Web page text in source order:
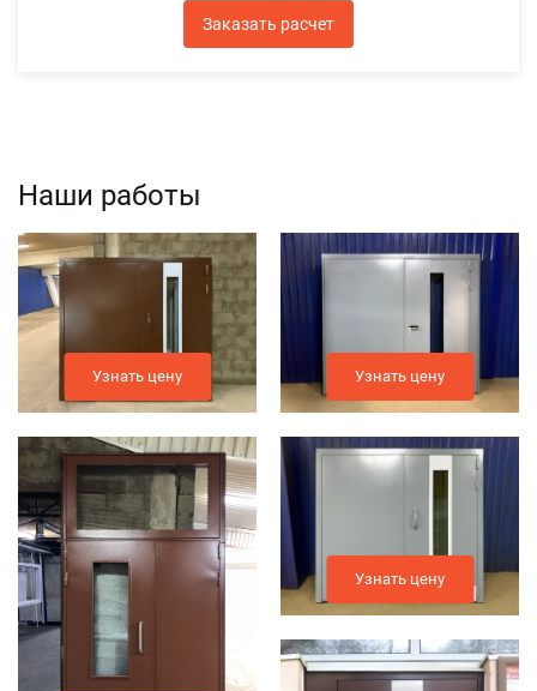
Заказать расчет
Наши работы
Узнать цену Узнать цену
Узнать цену